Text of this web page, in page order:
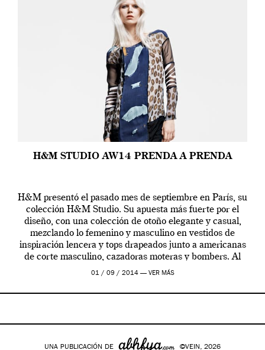
H&M STUDIO AW14 PRENDA A PRENDA
H&M presentó el pasado mes de septiembre en París, su
colección H&M Studio. Su apuesta más fuerte por el
diseño, con una colección de otoño elegante y casual,
mezclando lo femenino y masculino en vestidos de
inspiración lencera y tops drapeados junto a americanas
de corte masculino, cazadoras moteras y bombers. Al
frente de la […]
01 / 09 / 2014 — VER MÁS
UNA PUBLICACIÓN DE ©VEIN, 2026